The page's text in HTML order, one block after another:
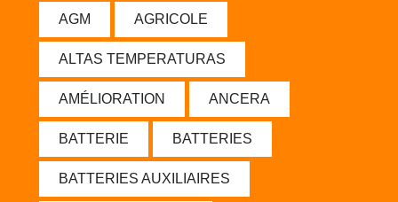
AGM AGRICOLE
ALTAS TEMPERATURAS
AMÉLIORATION ANCERA
BATTERIE BATTERIES
BATTERIES AUXILIAIRES